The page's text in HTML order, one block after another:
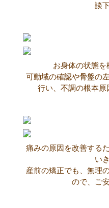
談
お身体の状態を
可動域の確認や骨盤の
行い、不調の根本原
痛みの原因を改善する
い
産前の矯正でも、無理
ので、ご